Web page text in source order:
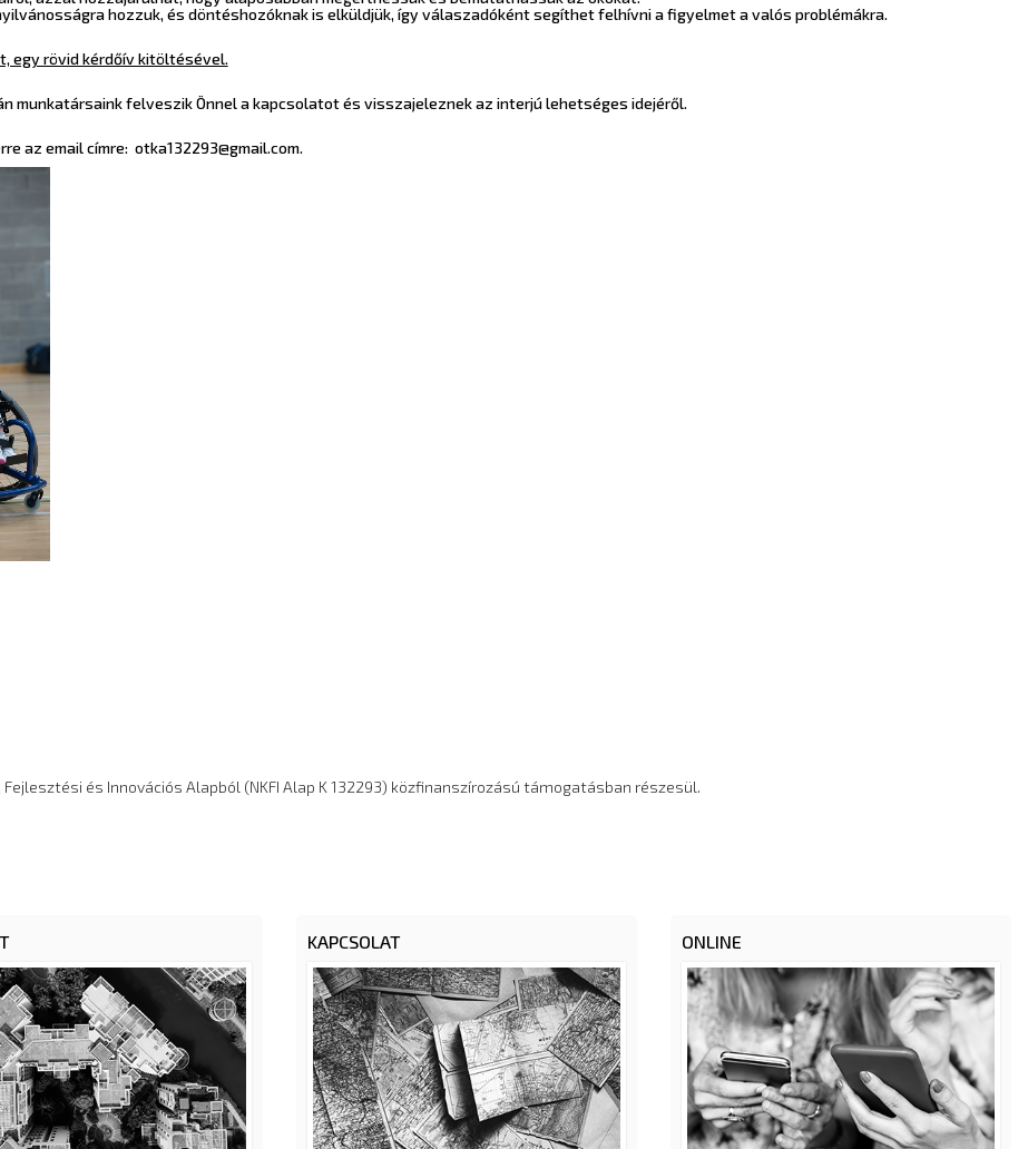
hozzuk, és döntéshozóknak is elküldjük, így válaszadóként segíthet felhívni a figyelmet a valós problémákra.
egy rövid kérdőív kitöltésével.
munkatársaink felveszik Önnel a kapcsolatot és visszajeleznek az interjú lehetséges idejéről.
az email címre: otka132293@gmail.com.
és Innovációs Alapból (NKFI Alap K 132293) közfinanszírozású támogatásban részesül.
KAPCSOLAT ONLINE